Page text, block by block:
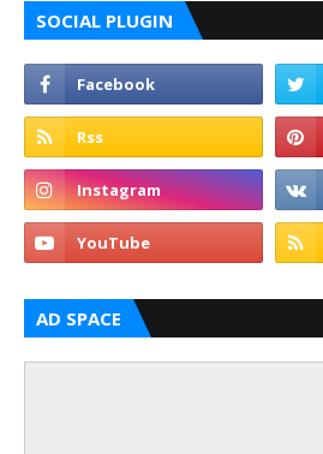
SOCIAL PLUGIN
AD SPACE